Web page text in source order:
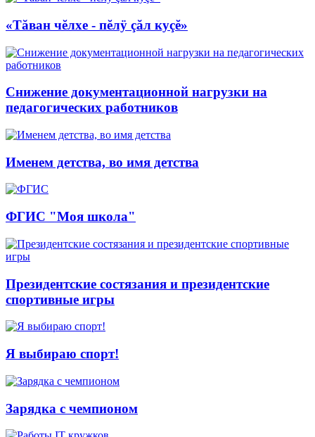
«Тăван чĕлхе - пĕлÿ çăл куçĕ»
Снижение документационной нагрузки на
педагогических работников
Именем детства, во имя детства
ФГИС "Моя школа"
Президентские состязания и президентские
спортивные игры
Я выбираю спорт!
Зарядка с чемпионом